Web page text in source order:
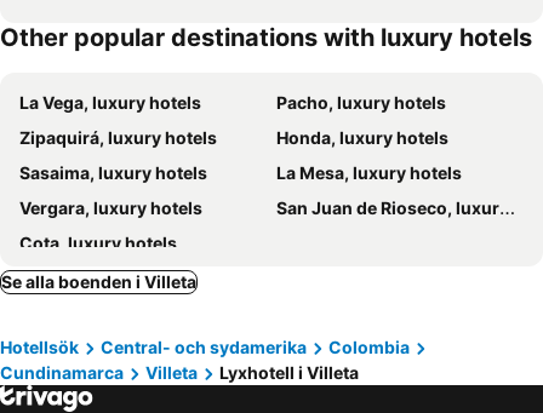
Other popular destinations with luxury hotels
La Vega, luxury hotels
Pacho, luxury hotels
Zipaquirá, luxury hotels
Honda, luxury hotels
Sasaima, luxury hotels
La Mesa, luxury hotels
Vergara, luxury hotels
San Juan de Rioseco, luxury hotels
Cota, luxury hotels
Se alla boenden i Villeta
Hotellsök Central- och sydamerika
Colombia
Cundinamarca
Villeta Lyxhotell i Villeta